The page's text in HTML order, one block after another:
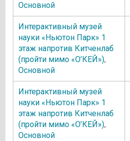
Основной
Интерактивный музей
науки «Ньютон Парк» 1
этаж напротив Китченлаб
(пройти мимо «О’КЕЙ»),
Основной
Интерактивный музей
науки «Ньютон Парк» 1
этаж напротив Китченлаб
(пройти мимо «О’КЕЙ»),
Основной